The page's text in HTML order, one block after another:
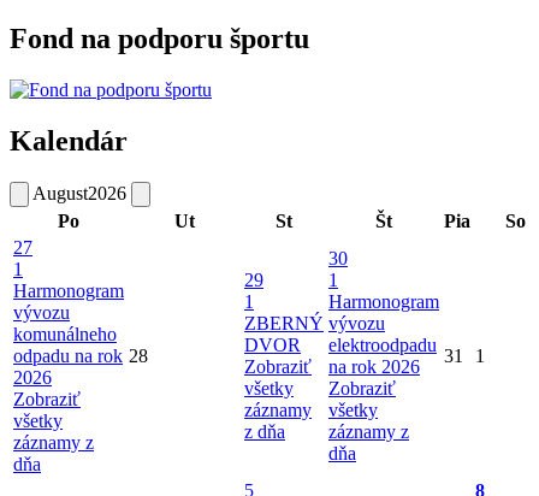
Fond na podporu športu
Kalendár
August2026
Po
Ut St Št Pia
So
27
1
Harmonogram
vývozu
komunálneho
odpadu na rok
2026
Zobraziť
všetky
záznamy z
dňa
28
29
1
ZBERNÝ
DVOR
Zobraziť
všetky
záznamy
z dňa
30
1
Harmonogram
vývozu
elektroodpadu
na rok 2026
Zobraziť
všetky
záznamy z
dňa
31 1
5
8